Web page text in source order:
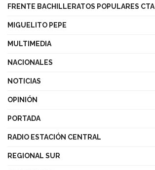
FRENTE BACHILLERATOS POPULARES CTA
MIGUELITO PEPE
MULTIMEDIA
NACIONALES
NOTICIAS
OPINIÓN
PORTADA
RADIO ESTACIÓN CENTRAL
REGIONAL SUR